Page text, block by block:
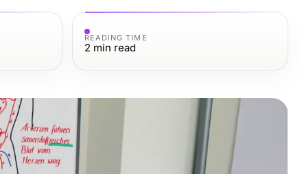
READING TIME
2 min read